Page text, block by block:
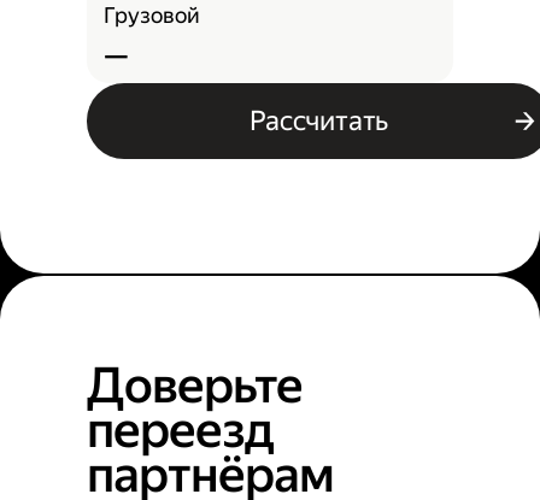
Грузовой
—
Рассчитать
Доверьте
переезд
партнёрам